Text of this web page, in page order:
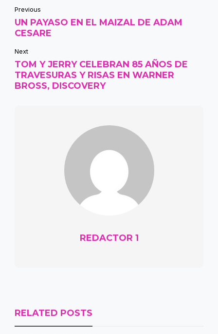
Previous
UN PAYASO EN EL MAIZAL DE ADAM
CESARE
Next
TOM Y JERRY CELEBRAN 85 AÑOS DE
TRAVESURAS Y RISAS EN WARNER
BROSS, DISCOVERY
REDACTOR 1
RELATED POSTS